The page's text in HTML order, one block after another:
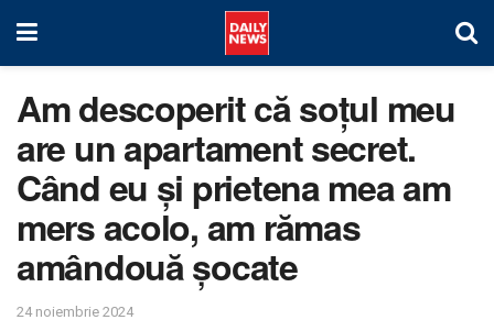
Am descoperit că soțul meu
are un apartament secret.
Când eu și prietena mea am
mers acolo, am rămas
amândouă șocate
24 noiembrie 2024